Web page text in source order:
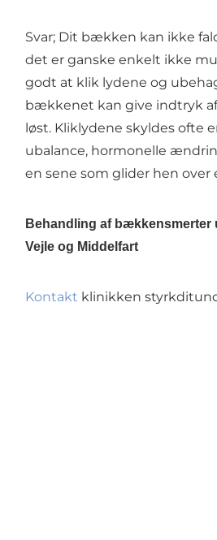
Svar; Dit bækken kan ikke
det er ganske enkelt ikke
godt at klik lydene og
bækkenet kan give indtryk
løst. Kliklydene skyldes ofte
ubalance, hormonelle
en sene som glider hen over
Behandling af bækkensmerter
Vejle og Middelfart
Kontakt klinikken